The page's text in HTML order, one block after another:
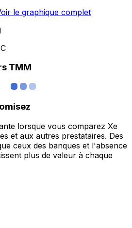
le graphique complet
TMM
lorsque vous comparez Xe
et aux autres prestataires. Des
ceux des banques et l'absence
plus de valeur à chaque